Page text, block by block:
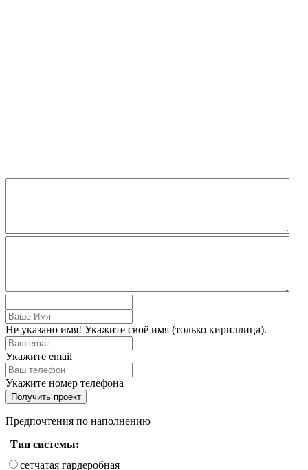
Не указано имя! Укажите своё имя (только кириллица).
Укажите email
Укажите номер телефона
Получить проект
Предпочтения по наполнению
Тип системы:
сетчатая гардеробная